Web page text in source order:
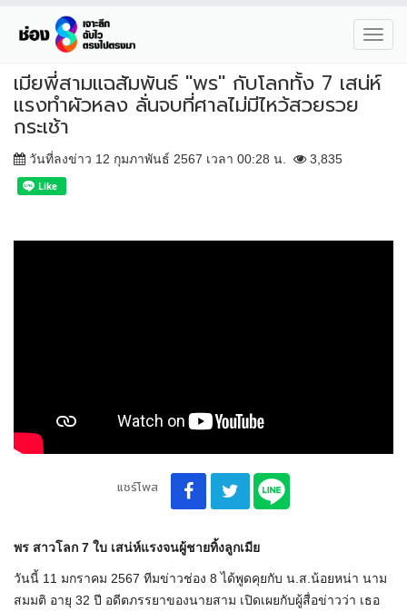
เมียพี่สามแฉสัมพันธ์ "พร" กับโลกทั้ง 7 เสน่ห์
แรงทำผัวหลง ลั่นจบที่ศาลไม่มีไหว้สวยรวย
กระเช้า
วันที่ลงข่าว 12 กุมภาพันธ์ 2567 เวลา 00:28 น. 3,835
แชร์โพส
พร สาวโลก 7 ใบ เสน่ห์แรงจนผู้ชายทิ้งลูกเมีย
วันนี้ 11 มกราคม 2567 ทีมข่าวช่อง 8 ได้พูดคุยกับ น.ส.น้อยหน่า นาม
สมมติ อายุ 32 ปี อดีตภรรยาของนายสาม เปิดเผยกับผู้สื่อข่าวว่า เธอ